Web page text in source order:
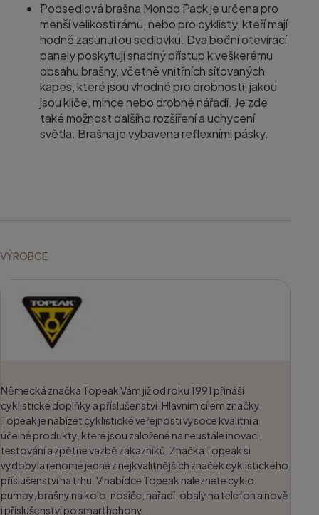
Podsedlová brašna Mondo Pack je určena pro
menší velikosti rámu, nebo pro cyklisty, kteří mají
hodně zasunutou sedlovku. Dva boční otevírací
panely poskytují snadný přístup k veškerému
obsahu brašny, včetně vnitřních síťovaných
kapes, které jsou vhodné pro drobnosti, jakou
jsou klíče, mince nebo drobné nářadí. Je zde
také možnost dalšího rozšiření a uchycení
světla. Brašna je vybavena reflexními pásky.
VÝROBCE
Německá značka Topeak Vám již od roku 1991 přináší
cyklistické doplňky a příslušenství. Hlavním cílem značky
Topeak je nabízet cyklistické veřejnosti vysoce kvalitní a
účelné produkty, které jsou založené na neustále inovaci,
testování a zpětné vazbě zákazníků. Značka Topeak si
vydobyla renomé jedné z nejkvalitnějších značek cyklistického
příslušenství na trhu. V nabídce Topeak naleznete cyklo
pumpy, brašny na kolo, nosiče, nářadí, obaly na telefon a nově
i příslušenství po smarthphony.